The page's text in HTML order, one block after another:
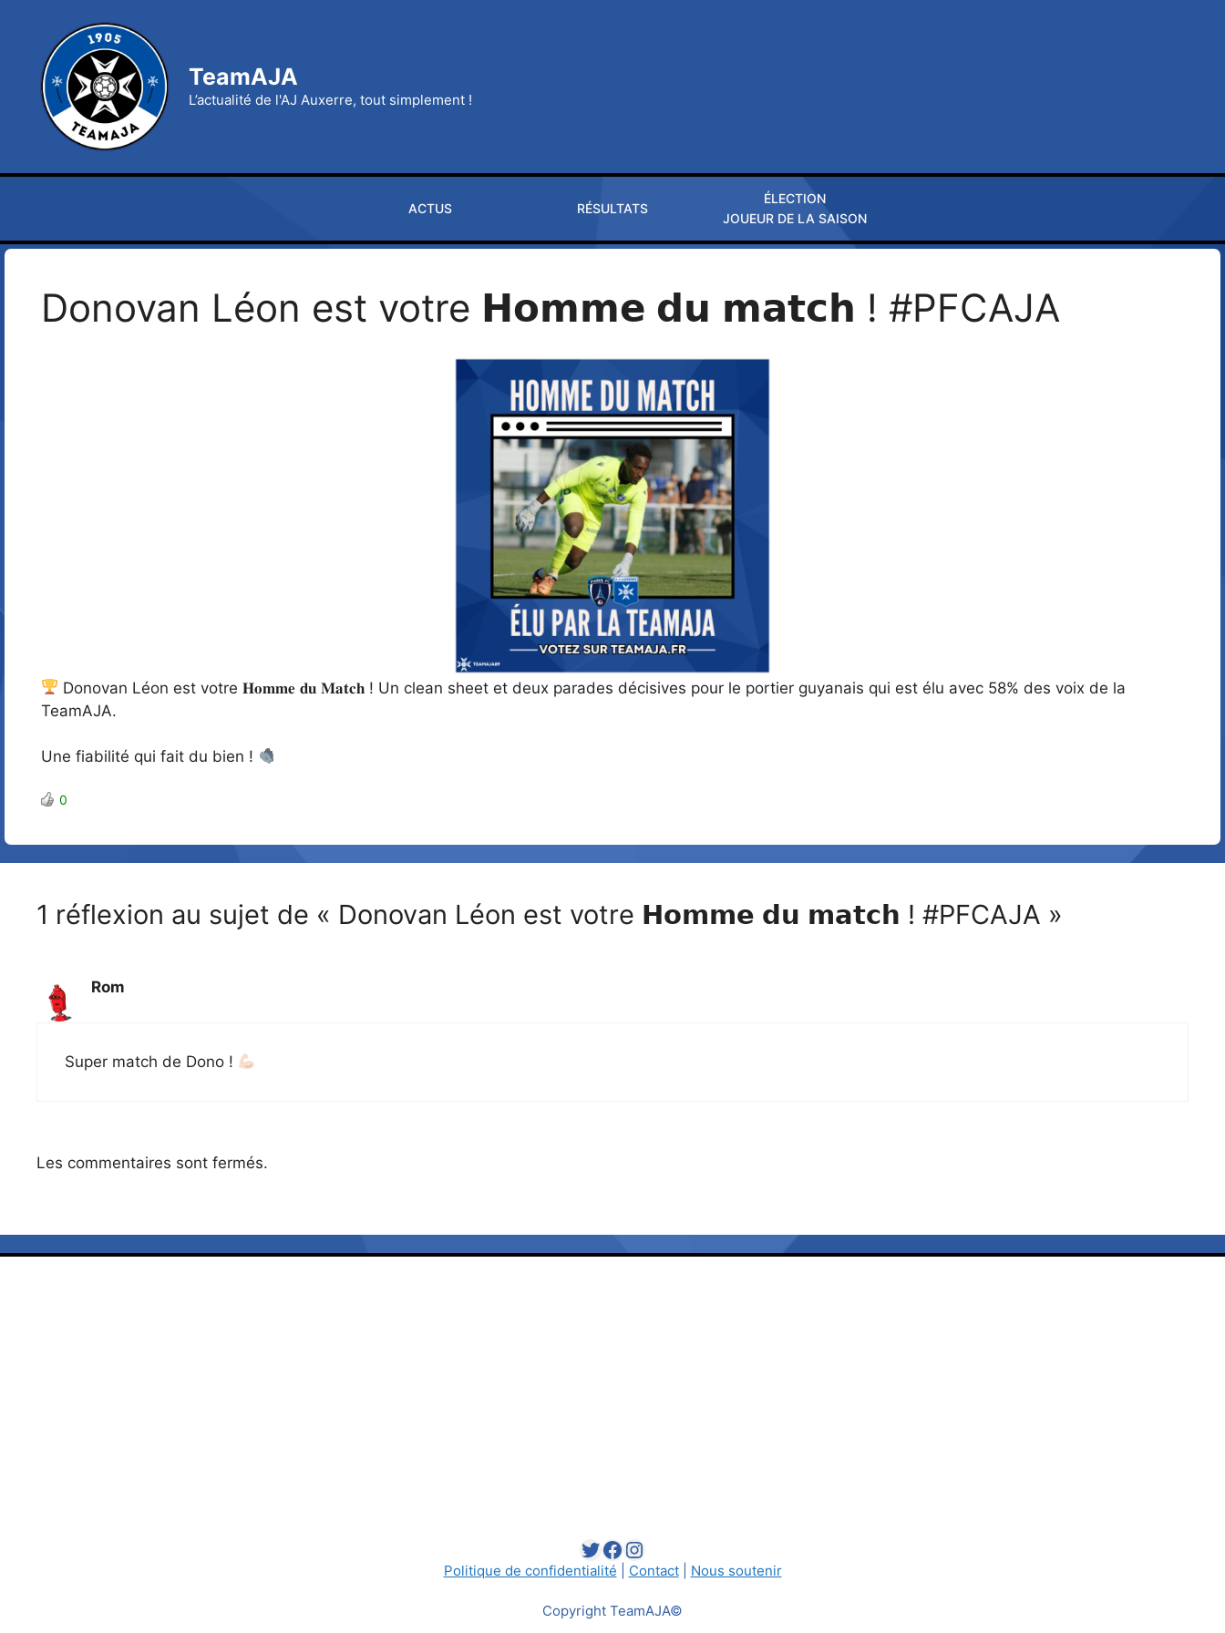
contenu
TeamAJA
L’actualité de l'AJ Auxerre, tout simplement !
ACTUS RÉSULTATS
ÉLECTION
JOUEUR DE LA SAISON
Donovan Léon est votre 𝗛𝗼𝗺𝗺𝗲 𝗱𝘂 𝗺𝗮𝘁𝗰𝗵 ! #PFCAJA
Donovan Léon est votre 𝐇𝐨𝐦𝐦𝐞 𝐝𝐮 𝐌𝐚𝐭𝐜𝐡 ! Un clean sheet et deux parades décisives pour le portier guyanais qui est élu avec 58% des voix de la
TeamAJA.
Une fiabilité qui fait du bien !
0
1 réflexion au sujet de « Donovan Léon est votre 𝗛𝗼𝗺𝗺𝗲 𝗱𝘂 𝗺𝗮𝘁𝗰𝗵 ! #PFCAJA »
Rom
Super match de Dono !
Les commentaires sont fermés.
Twitter
Facebook
Instagram
Politique de confidentialité Contact| Nous soutenir
Copyright TeamAJA©